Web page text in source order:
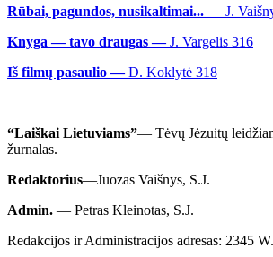
Rūbai, pagundos, nusikaltimai... — J.
Knyga — tavo draugas —J. Vargelis 316
Iš filmų pasaulio —D. Koklytė 318
“Laiškai Lietuviams”— Tėvų Jėzuitų
žurnalas.
Redaktorius—Juozas Vaišnys, S.J.
Admin. — Petras Kleinotas, S.J.
Redakcijos ir Administracijos adresas: 2345